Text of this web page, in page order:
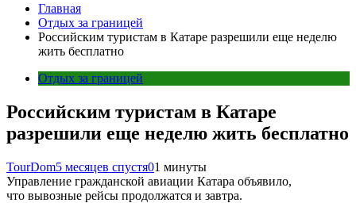
Главная
Отдых за границей
Российским туристам в Катаре разрешили еще неделю
жить бесплатно
Отдых за границей
Российским туристам в Катаре
разрешили еще неделю жить бесплатно
TourDom5 месяцев спустя01 минуты
Управление гражданской авиации Катара объявило,
что вывозные рейсы продолжатся и завтра.